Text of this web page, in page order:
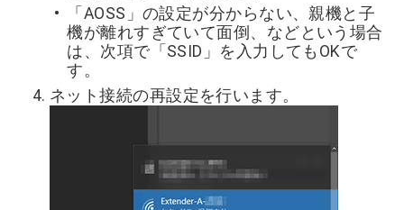
「AOSS」の設定が分からない、親機と子
機が離れすぎていて面倒、などという場合
は、次項で「SSID」を入力してもOKで
す。
ネット接続の再設定を行います。